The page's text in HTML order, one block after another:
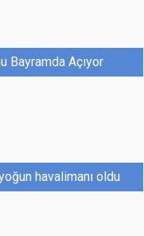
Bayramda Açıyor
havalimanı oldu